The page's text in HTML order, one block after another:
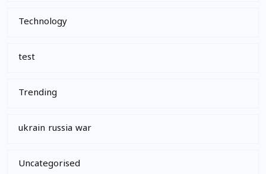
Technology
test
Trending
ukrain russia war
Uncategorised